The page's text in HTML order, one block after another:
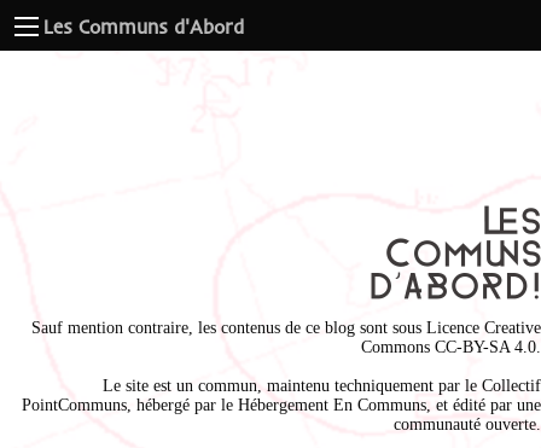
Les Communs d'Abord
Sauf mention contraire, les contenus de ce blog sont sous Licence Creative
Commons CC-BY-SA 4.0
Le site est un commun, maintenu techniquement par le Collectif
PointCommuns , hébergé par le Hébergement En Communs , et édité par une
communauté ouverte.